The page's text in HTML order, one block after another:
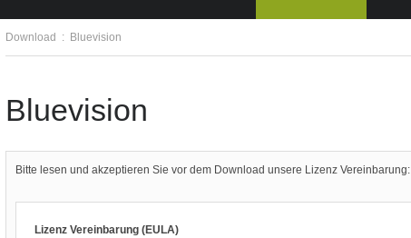
Download : Bluevision
Bluevision
Bitte lesen und akzeptieren Sie vor dem Download unsere Lizenz Vereinbarung:
Lizenz Vereinbarung (EULA)